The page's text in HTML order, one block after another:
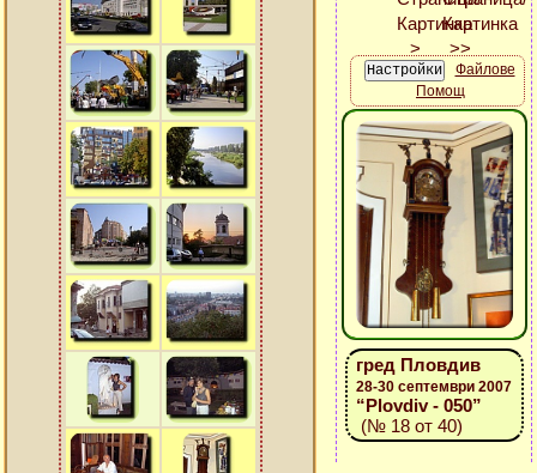
Файлове
Помощ
гред Пловдив
28-30 септември 2007
“Plovdiv - 050”
(№ 18 от 40)